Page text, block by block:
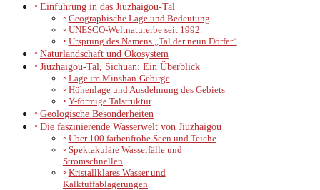
Einführung in das Jiuzhaigou-Tal
Geographische Lage und Bedeutung
UNESCO-Weltnaturerbe seit 1992
Ursprung des Namens „Tal der neun Dörfer“
Naturlandschaft und Ökosystem
Jiuzhaigou-Tal, Sichuan: Ein Überblick
Lage im Minshan-Gebirge
Höhenlage und Ausdehnung des Gebiets
Y-förmige Talstruktur
Geologische Besonderheiten
Die faszinierende Wasserwelt von Jiuzhaigou
Über 100 farbenfrohe Seen und Teiche
Spektakuläre Wasserfälle und
Stromschnellen
Kristallklares Wasser und
Kalktuffablagerungen